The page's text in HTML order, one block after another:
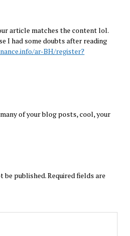
article matches the content lol.
I had some doubts after reading
ar-BH/register?
of your blog posts, cool, your
be published.Required fields are